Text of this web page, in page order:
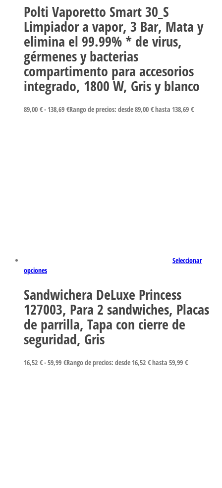
Polti Vaporetto Smart 30_S
Limpiador a vapor, 3 Bar, Mata y
elimina el 99.99% * de virus,
gérmenes y bacterias
compartimento para accesorios
integrado, 1800 W, Gris y blanco
89,00 €- 138,69 €Rango de precios: desde 89,00 € hasta 138,69 €
Seleccionar
opciones
Sandwichera DeLuxe Princess
127003, Para 2 sandwiches, Placas
de parrilla, Tapa con cierre de
seguridad, Gris
16,52 €-59,99 €Rango de precios: desde 16,52 € hasta 59,99 €